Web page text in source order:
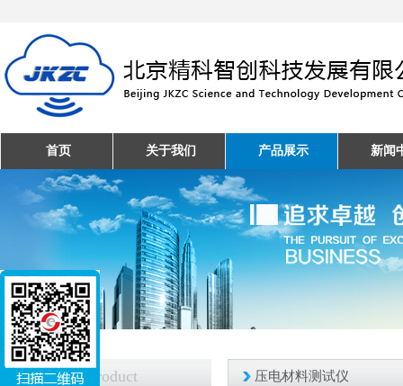
首页 关于我们 产品展示 新闻
产品中心 Product 压电材料测试仪